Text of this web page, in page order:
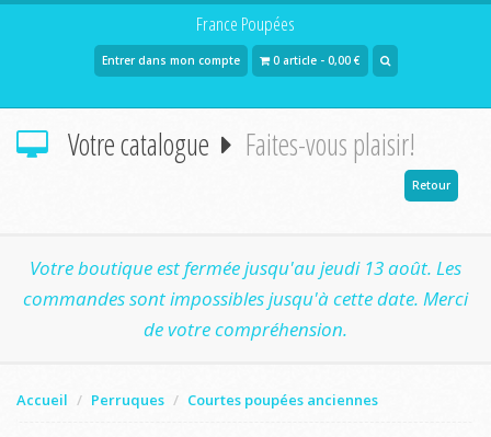
France Poupées
Entrer dans mon compte 0 article - 0,00 €
Votre catalogue Faites-vous plaisir!
Retour
Votre boutique est fermée jusqu'au jeudi 13 août. Les
commandes sont impossibles jusqu'à cette date. Merci
de votre compréhension.
Accueil Perruques Courtes poupées anciennes